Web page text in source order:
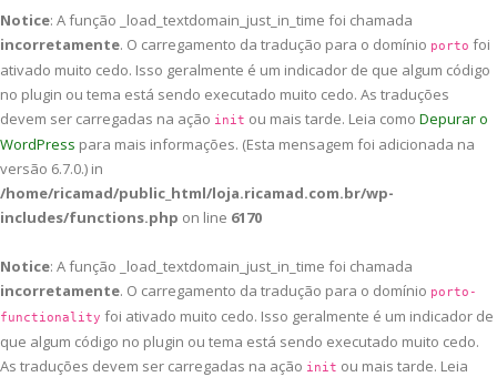
Notice: A função _load_textdomain_just_in_time foi chamada
incorretamente. O carregamento da tradução para o domínio porto foi
ativado muito cedo. Isso geralmente é um indicador de que algum código
no plugin ou tema está sendo executado muito cedo. As traduções
devem ser carregadas na ação init ou mais tarde. Leia como Depurar o
WordPress para mais informações. (Esta mensagem foi adicionada na
versão 6.7.0.) in
/home/ricamad/public_html/loja.ricamad.com.br/wp-
includes/functions.php on line 6170
Notice: A função _load_textdomain_just_in_time foi chamada
incorretamente. O carregamento da tradução para o domínio porto-
functionality foi ativado muito cedo. Isso geralmente é um indicador de
que algum código no plugin ou tema está sendo executado muito cedo.
As traduções devem ser carregadas na ação init ou mais tarde. Leia